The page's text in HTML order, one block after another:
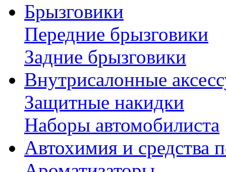
Брызговики
Передние брызговики
Задние брызговики
Внутрисалонные
Защитные накидки
Наборы автомобилиста
Автохимия и средства